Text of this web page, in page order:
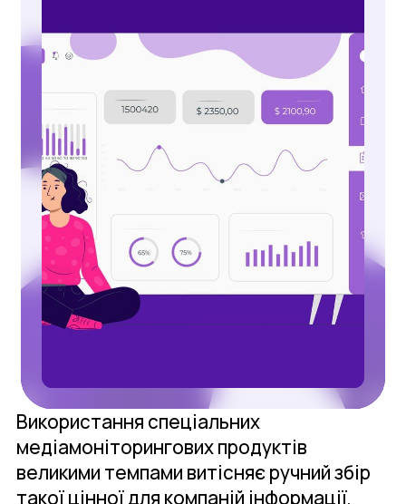
Використання спеціальних
медіамоніторингових продуктів
великими темпами витісняє ручний збір
такої цінної для компаній інформації,